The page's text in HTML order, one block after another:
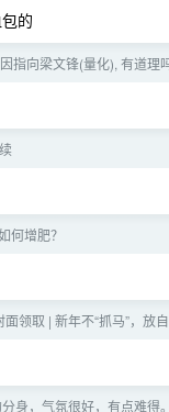
的
指向梁文锋(量化), 有道理
何增肥？
领取 | 新年不“抓马”，放自
身，气氛很好，有点难得。